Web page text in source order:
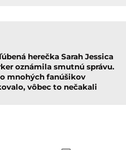
herečka Sarah Jessica
oznámila smutnú správu.
mnohých fanúšikov
vôbec to nečakali